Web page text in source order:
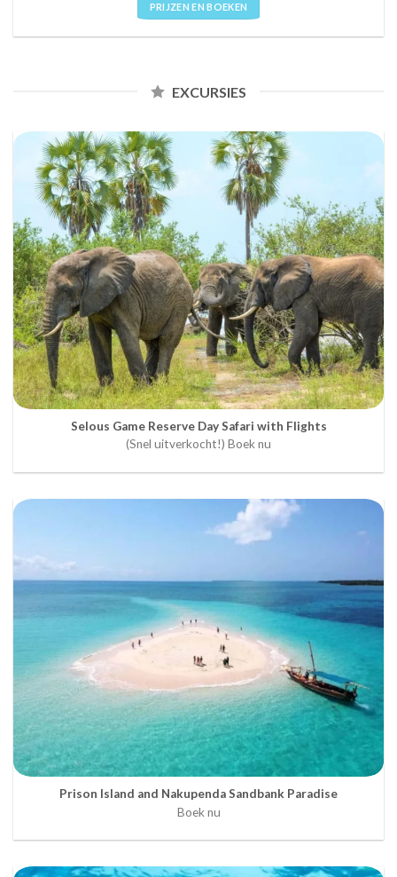
PRIJZEN EN BOEKEN
EXCURSIES
Selous Game Reserve Day Safari with Flights
(Snel uitverkocht!) Boek nu
Prison Island and Nakupenda Sandbank Paradise
Boek nu